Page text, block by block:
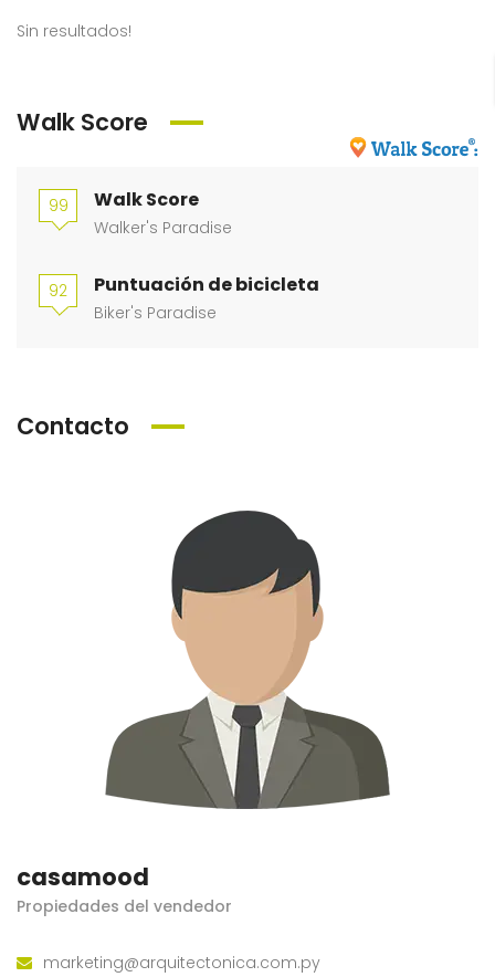
Sin resultados!
Walk Score
99 Walk Score
Walker's Paradise
92 Puntuación de bicicleta
Biker's Paradise
Contacto
casamood
Propiedades del vendedor
marketing@arquitectonica.com.py